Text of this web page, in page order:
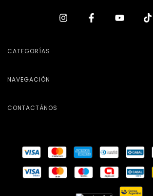
CATEGORÍAS
NAVEGACIÓN
CONTACTÁNOS